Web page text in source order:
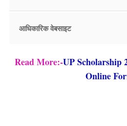
आधिकारिक वेबसाइट
Read More:-UP Scholarship
Online